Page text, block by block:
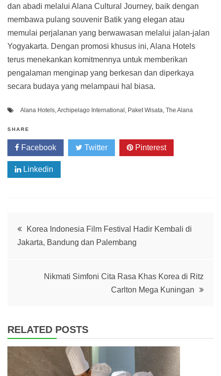
dan abadi melalui Alana Cultural Journey, baik dengan
membawa pulang souvenir Batik yang elegan atau
memulai perjalanan yang berwawasan melalui jalan-jalan
Yogyakarta. Dengan promosi khusus ini, Alana Hotels
terus menekankan komitmennya untuk memberikan
pengalaman menginap yang berkesan dan diperkaya
secara budaya yang melampaui hal biasa.
Alana Hotels,Archipelago International , Paket Wisata, The Alana
SHARE
Facebook Twitter Pinterest
Linkedin
Post
navigation
Korea Indonesia Film Festival Hadir Kembali di
Jakarta, Bandung dan Palembang
Nikmati Simfoni Cita Rasa Khas Korea di Ritz
Carlton Mega Kuningan
RELATED POSTS